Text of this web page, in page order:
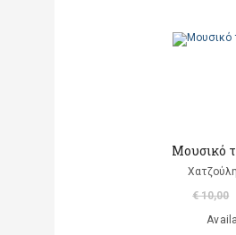
Μουσικό
€ 10,00